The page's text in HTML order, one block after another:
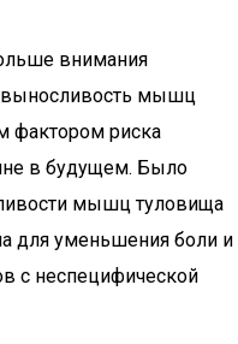
внимания
выносливость мышц
фактором риска
в будущем. Было
мышц туловища
для уменьшения боли и
с неспецифической